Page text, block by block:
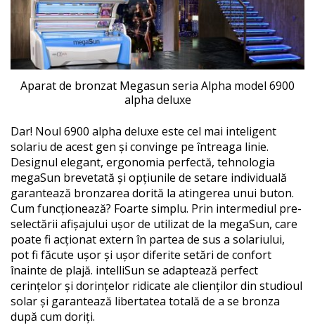
Aparat de bronzat Megasun seria Alpha model 6900
alpha deluxe
Dar! Noul 6900 alpha deluxe este cel mai inteligent
solariu de acest gen și convinge pe întreaga linie.
Designul elegant, ergonomia perfectă, tehnologia
megaSun brevetată și opțiunile de setare individuală
garantează bronzarea dorită la atingerea unui buton.
Cum funcționează? Foarte simplu. Prin intermediul pre-
selectării afișajului ușor de utilizat de la megaSun, care
poate fi acționat extern în partea de sus a solariului,
pot fi făcute ușor și ușor diferite setări de confort
înainte de plajă. intelliSun se adaptează perfect
cerințelor și dorințelor ridicate ale clienților din studioul
solar și garantează libertatea totală de a se bronza
după cum doriți.